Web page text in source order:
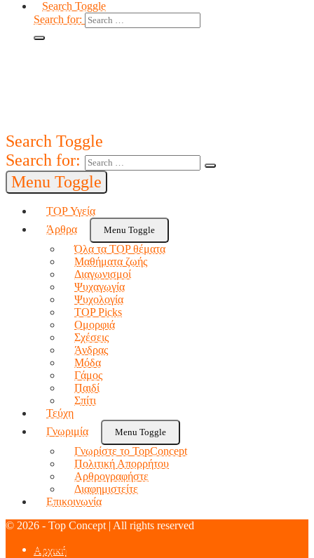
Search Toggle
Search for:
Search Toggle
Search for:
Menu Toggle
TOP Υγεία
Άρθρα
Menu Toggle
Όλα τα TOP θέματα
Μαθήματα ζωής
Διαγωνισμοί
Ψυχαγωγία
Ψυχολογία
TOP Picks
Ομορφιά
Σχέσεις
Άνδρας
Μόδα
Γάμος
Παιδί
Σπίτι
Τεύχη
Γνωριμία
Menu Toggle
Γνωρίστε το TopConcept
Πολιτική Απορρήτου
Αρθρογραφήστε
Διαφημιστείτε
Επικοινωνία
© 2026 - Top Concept | All rights reserved
Αρχική